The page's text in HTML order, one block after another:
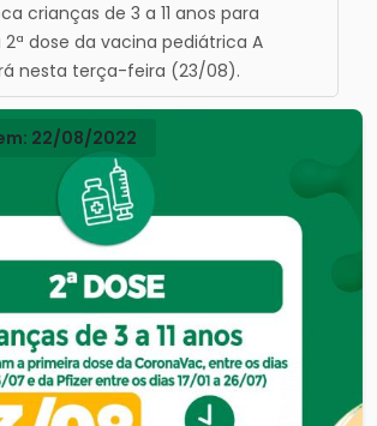
crianças de 3 a 11 anos para
dose da vacina pediátrica A
nesta terça-feira (23/08).
22/08/2022